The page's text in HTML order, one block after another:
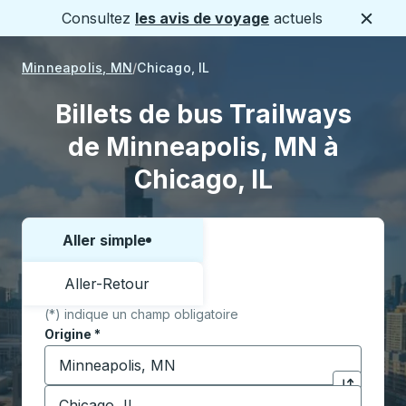
Consultez les avis de voyage actuels
Minneapolis, MN Chicago, IL
Billets de bus Trailways
de Minneapolis, MN à
Chicago, IL
Choisissez un sens ou un aller-retour:
Aller simple
Aller-Retour
(*) indique un champ obligatoire
Origine *
Commencez à saisir la ville d'origine pour ouvrir
Cliquez
Destination*